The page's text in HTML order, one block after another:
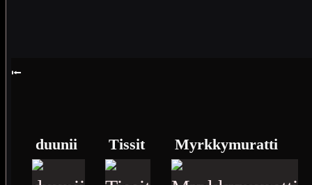
⭰
duunii Tissit Myrkkymuratti